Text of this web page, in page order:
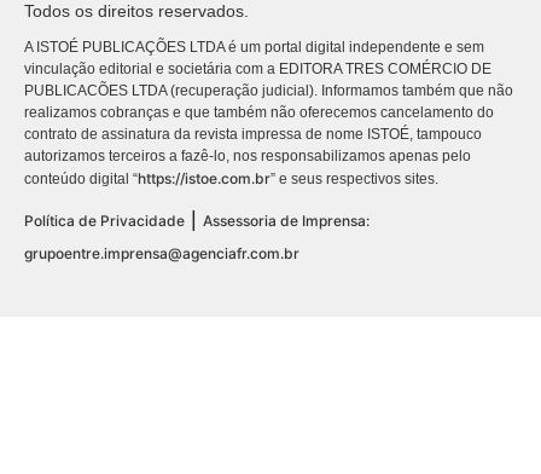
Todos os direitos reservados.
A ISTOÉ PUBLICAÇÕES LTDA é um portal digital independente e sem
vinculação editorial e societária com a EDITORA TRES COMÉRCIO DE
PUBLICACÕES LTDA (recuperação judicial). Informamos também que não
realizamos cobranças e que também não oferecemos cancelamento do
contrato de assinatura da revista impressa de nome ISTOÉ, tampouco
autorizamos terceiros a fazê-lo, nos responsabilizamos apenas pelo
conteúdo digital “https://istoe.com.br” e seus respectivos sites.
Política de Privacidade
Assessoria de Imprensa:
grupoentre.imprensa@agenciafr.com.br